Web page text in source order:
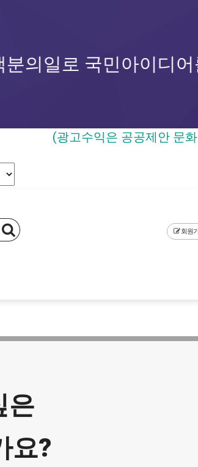
디어를 구하면 해결됩
(광고수익은 공공제안 문
회원
은
요?